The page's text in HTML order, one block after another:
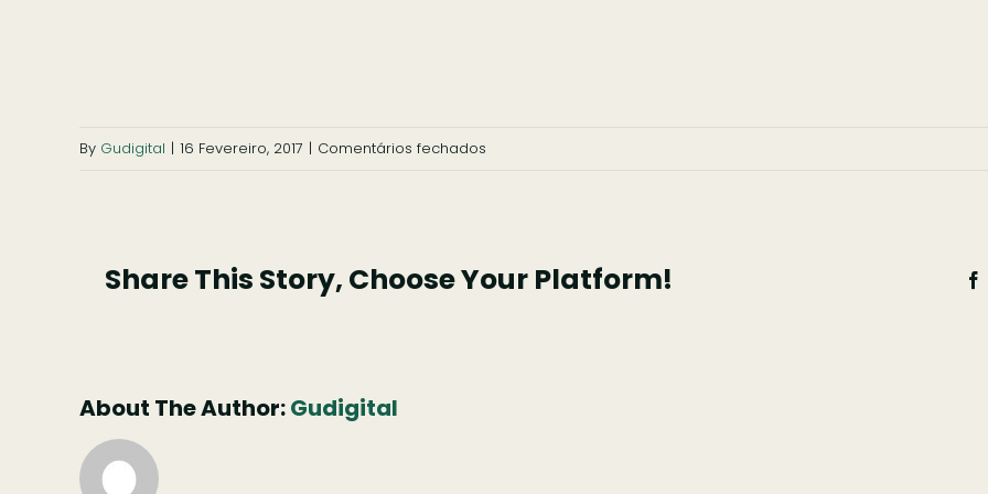
By Gudigital | 16 Fevereiro, 2017 | Comentários fechados
Share This Story, Choose Your Platform!
About The Author:Gudigital